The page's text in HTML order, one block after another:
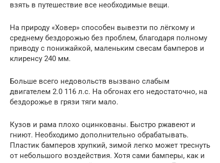
взять в путешествие все необходимые вещи.
На природу «Ховер» способен вывезти по лёгкому и
среднему бездорожью без проблем, благодаря полному
приводу с понижайкой, маленьким свесам бамперов и
клиренсу 240 мм.
Больше всего недовольств вызвано слабым
двигателем 2.0 116 л.с. На обгонах его недостаточно, на
бездорожье в грязи тяги мало.
Кузов и рама плохо оцинкованы. Быстро ржавеют и
гниют. Необходимо дополнительно обрабатывать.
Пластик бамперов хрупкий, зимой легко может треснуть
от небольшого воздействия. Хотя сами бамперы, как и